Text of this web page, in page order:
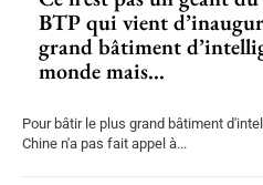
BTP qui vient
grand bâtiment
monde mais...
Pour bâtir le plus grand bâtiment
Chine n'a pas fait appel à...